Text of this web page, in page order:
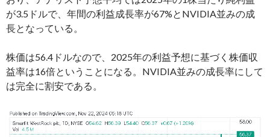
が3.5ドルで、年間の利益成長率が67%とNVIDIA並みの成
長となっている。
株価は56.4ドルなので、2025年の利益予想に基づく株価収
益率は16倍ということになる。NVIDIA並みの成長率にして
は完全に割安である。